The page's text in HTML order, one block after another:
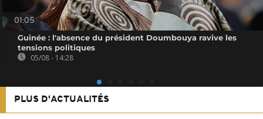
01:05
Guinée : l'absence du président Doumbouya ravive les
tensions politiques
05/08 - 14:28
PLUS D'ACTUALITÉS